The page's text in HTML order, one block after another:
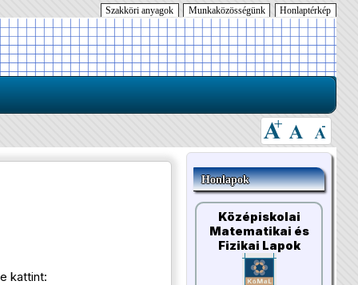
Honlaptérkép
Munkaközösségünk
Szakköri anyagok
kattint:
Honlapok
Középiskolai
Matematikai és
Fizikai Lapok